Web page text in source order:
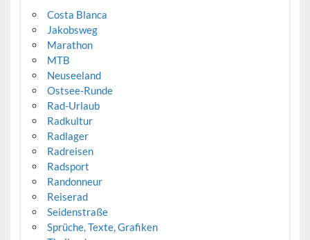
Costa Blanca
Jakobsweg
Marathon
MTB
Neuseeland
Ostsee-Runde
Rad-Urlaub
Radkultur
Radlager
Radreisen
Radsport
Randonneur
Reiserad
Seidenstraße
Sprüche, Texte, Grafiken